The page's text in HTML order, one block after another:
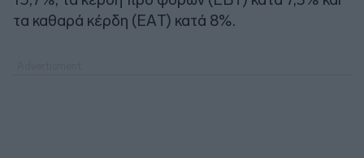
τα καθαρά κέρδη (ΕAΤ) κατά 8%.